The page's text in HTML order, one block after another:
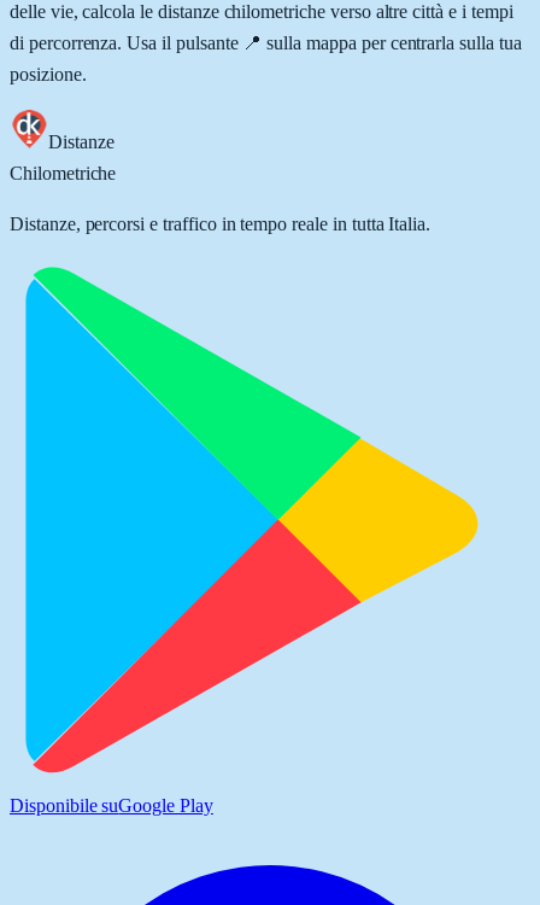
delle vie, calcola le distanze chilometriche verso altre città e i tempi
di percorrenza. Usa il pulsante 📍 sulla mappa per centrarla sulla tua
posizione.
Distanze
Chilometriche
Distanze, percorsi e traffico in tempo reale in tutta Italia.
Disponibile suGoogle Play